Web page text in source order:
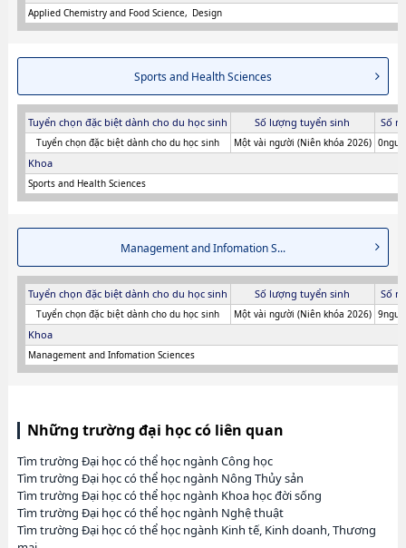
Applied Chemistry and Food Science Design
Sports and Health Sciences
Tuyển chọn đặc biệt dành cho du học sinh Số lượng tuyển sinh Số
Tuyển chọn đặc biệt dành cho du học sinh Một vài người (Niên khóa 2026)
Khoa
Sports and Health Sciences
Management and Infomation S...
Tuyển chọn đặc biệt dành cho du học sinh Số lượng tuyển sinh Số
Tuyển chọn đặc biệt dành cho du học sinh Một vài người (Niên khóa 2026)
Khoa
Management and Infomation Sciences
Những trường đại học có liên quan
Tìm trường Đại học có thể học ngành Công học
Tìm trường Đại học có thể học ngành Nông Thủy sản
Tìm trường Đại học có thể học ngành Khoa học đời sống
Tìm trường Đại học có thể học ngành Nghệ thuật
Tìm trường Đại học có thể học ngành Kinh tế, Kinh doanh, Thương